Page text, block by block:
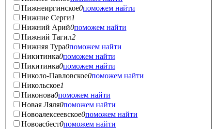
Нижнеиргинское0поможем найти
Нижние Серги1
Нижний Арий0поможем найти
Нижний Тагил2
Нижняя Тура0поможем найти
Никитинка0поможем найти
Никитинка0поможем найти
Николо-Павловское0поможем найти
Никольское1
Никонова0поможем найти
Новая Ляля0поможем найти
Новоалексеевское0поможем найти
Новоасбест0поможем найти